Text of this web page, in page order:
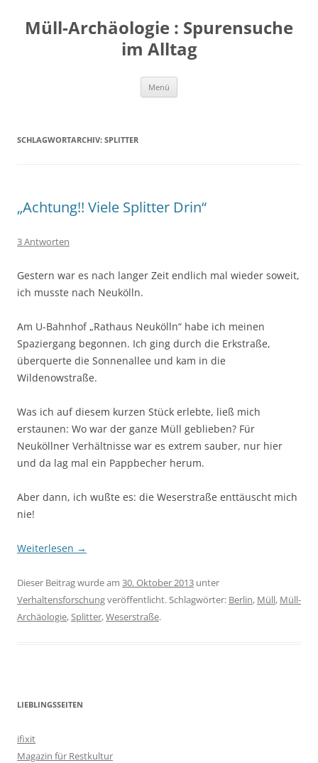
springen
Müll-Archäologie : Spurensuche
im Alltag
Menü
SCHLAGWORTARCHIV: SPLITTER
„Achtung!! Viele Splitter Drin“
3 Antworten
Gestern war es nach langer Zeit endlich mal wieder soweit,
ich musste nach Neukölln.
Am U-Bahnhof „Rathaus Neukölln“ habe ich meinen
Spaziergang begonnen. Ich ging durch die Erkstraße,
überquerte die Sonnenallee und kam in die
Wildenowstraße.
Was ich auf diesem kurzen Stück erlebte, ließ mich
erstaunen: Wo war der ganze Müll geblieben? Für
Neuköllner Verhältnisse war es extrem sauber, nur hier
und da lag mal ein Pappbecher herum.
Aber dann, ich wußte es: die Weserstraße enttäuscht mich
nie!
Weiterlesen →
Dieser Beitrag wurde am 30. Oktober 2013 unter
Verhaltensforschungveröffentlicht. Schlagwörter: Berlin, Müll, Müll-
Archäologie,Splitter,Weserstraße.
LIEBLINGSSEITEN
ifixit
Magazin für Restkultur